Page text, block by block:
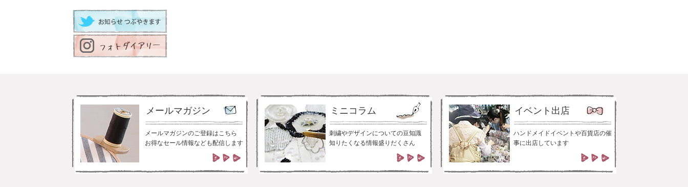
メールマガジン
メールマガジンのご登録はこちら
お得なセール情報なども配信します
ミニコラム
刺繍やデザインについての豆知識
知りたくなる情報盛りだくさん
イベント出店
ハンドメイドイベントや百貨店の催
事に出店しています